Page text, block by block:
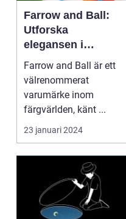
Farrow and Ball:
Utforska
elegansen i
varumärkets färger
Farrow and Ball är ett
välrenommerat
varumärke inom
färgvärlden, känt ...
23 januari 2024